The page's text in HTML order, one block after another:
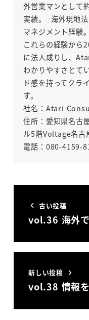
外営業マンとして
実績。 海外現地
マネジメント経験。
これらの経験から
に法人成りし、
わかりやすさとて
ド感を持ってクラ
す。
社名：Atari
住所：愛知県名古
ル5階Voltage名古
電話：080-4159-
古い投稿
vol.36 海外
新しい投稿
vol.38 情報